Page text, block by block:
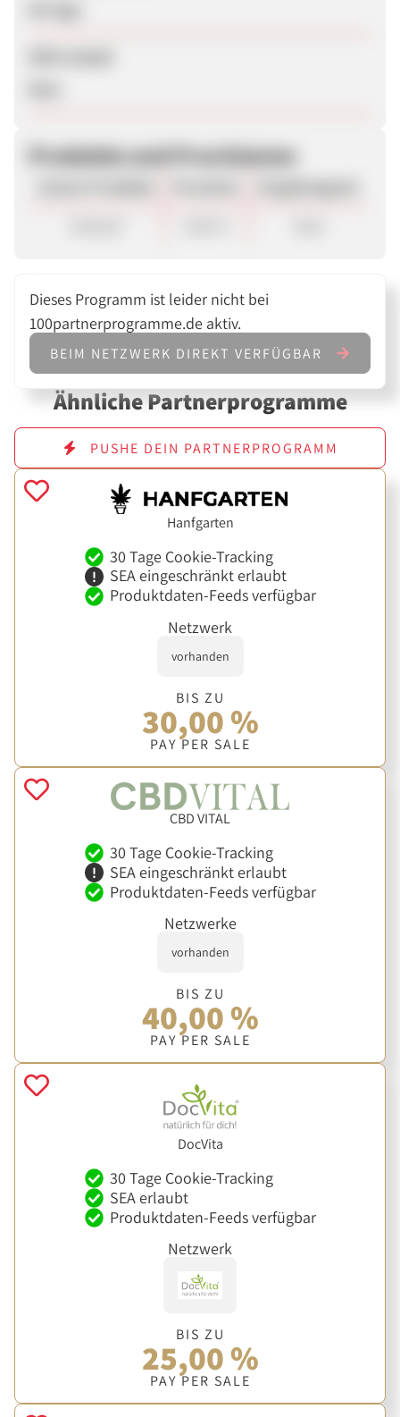
Produkte und Provisionen
Dieses Programm ist leider nicht bei
100partnerprogramme.de aktiv.
BEIM NETZWERK DIREKT VERFÜGBAR
Ähnliche Partnerprogramme
PUSHE DEIN PARTNERPROGRAMM
Hanfgarten
30 Tage Cookie-Tracking
SEA eingeschränkt erlaubt
Produktdaten-Feeds verfügbar
Netzwerk
vorhanden
BIS ZU
30,00 %
PAY PER SALE
CBD VITAL
30 Tage Cookie-Tracking
SEA eingeschränkt erlaubt
Produktdaten-Feeds verfügbar
Netzwerke
vorhanden
BIS ZU
40,00 %
PAY PER SALE
DocVita
30 Tage Cookie-Tracking
SEA erlaubt
Produktdaten-Feeds verfügbar
Netzwerk
BIS ZU
25,00 %
PAY PER SALE